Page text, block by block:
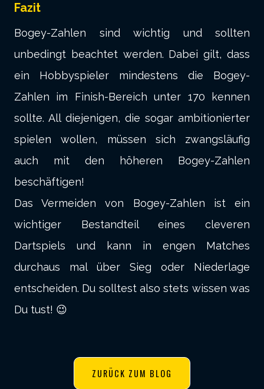
Fazit
Bogey-Zahlen sind wichtig und sollten
unbedingt beachtet werden. Dabei gilt, dass
ein Hobbyspieler mindestens die Bogey-
Zahlen im Finish-Bereich unter 170 kennen
sollte. All diejenigen, die sogar ambitionierter
spielen wollen, müssen sich zwangsläufig
auch mit den höheren Bogey-Zahlen
beschäftigen!
Das Vermeiden von Bogey-Zahlen ist ein
wichtiger Bestandteil eines cleveren
Dartspiels und kann in engen Matches
durchaus mal über Sieg oder Niederlage
entscheiden. Du solltest also stets wissen was
Du tust! 😉
ZURÜCK ZUM BLOG